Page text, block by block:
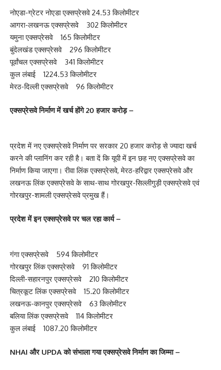
नोएडा-ग्रेटर नोएडा एक्सप्रेसवे 24.53 किलोमीटर
आगरा-लखनऊ एक्सप्रेसवे 302 किलोमीटर
यमुना एक्सप्रेसवे 165 किलोमीटर
बुंदेलखंड एक्सप्रेसवे 296 किलोमीटर
पूर्वांचल एक्सप्रेसवे 341 किलोमीटर
कुल लंबाई 1224.53 किलोमीटर
मेरठ-दिल्ली एक्सप्रेसवे 96 किलोमीटर
एक्सप्रेसवे निर्माण में खर्च होंगे 20 हजार करोड़ –
प्रदेश में नए एक्सप्रेसवे निर्माण पर सरकार 20 हजार करोड़ से ज्यादा खर्च
करने की प्लानिंग कर रही है। बता दें कि यूपी में इन छह नए एक्सप्रेसवे का
निर्माण किया जाएगा। रीवा लिंक एक्सप्रेसवे, मेरठ-हरिद्वार एक्सप्रेसवे और
लखनऊ लिंक एक्सप्रेसवे के साथ-साथ गोरखपुर-सिल्लीगुड़ी एक्सप्रेसवे एवं
गोरखपुर-शामली एक्सप्रेसवे प्रमुख हैं।
प्रदेश में इन एक्सप्रेसवे पर चल रहा कार्य –
गंगा एक्सप्रेसवे 594 किलोमीटर
गोरखपुर लिंक एक्सप्रेसवे 91 किलोमीटर
दिल्ली-सहारनपुर एक्सप्रेसवे 210 किलोमीटर
चित्रकूट लिंक एक्सप्रेसवे 15.20 किलोमीटर
लखनऊ-कानपुर एक्सप्रेसवे 63 किलोमीटर
बलिया लिंक एक्सप्रेसवे 114 किलोमीटर
कुल लंबाई 1087.20 किलोमीटर
NHAI और UPDA को संभाला गया एक्सप्रेसवे निर्माण का जिम्मा –